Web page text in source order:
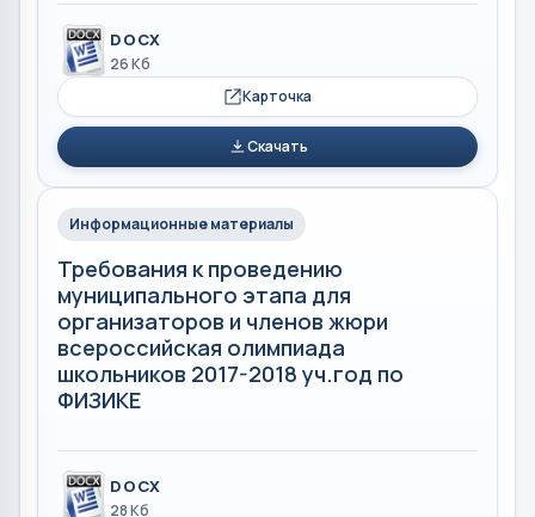
DOCX
26 Кб
Карточка
Скачать
Информационные материалы
Требования к проведению
муниципального этапа для
организаторов и членов жюри
всероссийская олимпиада
школьников 2017-2018 уч.год по
ФИЗИКЕ
DOCX
28 Кб